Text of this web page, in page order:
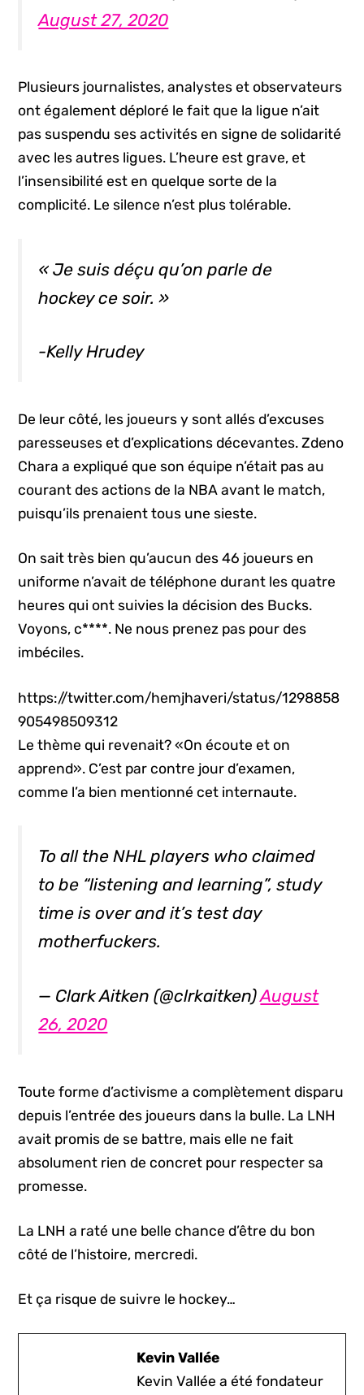
August 27, 2020
Plusieurs journalistes, analystes et observateurs
ont également déploré le fait que la ligue n’ait
pas suspendu ses activités en signe de solidarité
avec les autres ligues. L’heure est grave, et
l’insensibilité est en quelque sorte de la
complicité. Le silence n’est plus tolérable.
« Je suis déçu qu’on parle de
hockey ce soir. »
-Kelly Hrudey
De leur côté, les joueurs y sont allés d’excuses
paresseuses et d’explications décevantes. Zdeno
Chara a expliqué que son équipe n’était pas au
courant des actions de la NBA avant le match,
puisqu’ils prenaient tous une sieste.
On sait très bien qu’aucun des 46 joueurs en
uniforme n’avait de téléphone durant les quatre
heures qui ont suivies la décision des Bucks.
Voyons, c****. Ne nous prenez pas pour des
imbéciles.
https://twitter.com/hemjhaveri/status/1298858
905498509312
Le thème qui revenait? «On écoute et on
apprend». C’est par contre jour d’examen,
comme l’a bien mentionné cet internaute.
To all the NHL players who claimed
to be “listening and learning”, study
time is over and it’s test day
motherfuckers.
— Clark Aitken (@clrkaitken)August
26, 2020
Toute forme d’activisme a complètement disparu
depuis l’entrée des joueurs dans la bulle. La LNH
avait promis de se battre, mais elle ne fait
absolument rien de concret pour respecter sa
promesse.
La LNH a raté une belle chance d’être du bon
côté de l’histoire, mercredi.
Et ça risque de suivre le hockey…
Kevin Vallée
Kevin Vallée a été fondateur